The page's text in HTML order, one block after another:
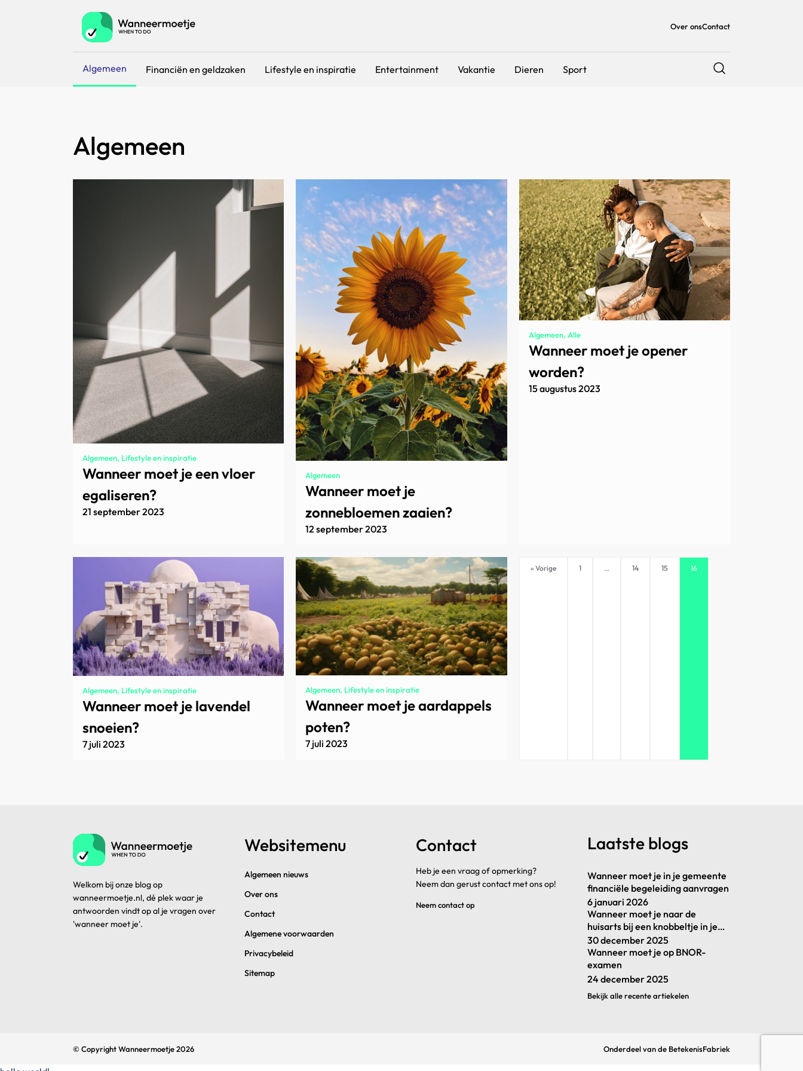
Over onsContact
Algemeen Financiën en geldzaken Lifestyle en inspiratie Entertainment Vakantie Dieren Sport
Algemeen
Algemeen, Lifestyle en inspiratie
Wanneer moet je een vloer
egaliseren?
21 september 2023
Algemeen
Wanneer moet je
zonnebloemen zaaien?
12 september 2023
Algemeen, Alle
Wanneer moet je opener
worden?
15 augustus 2023
Algemeen, Lifestyle en inspiratie
Wanneer moet je lavendel
snoeien?
7 juli 2023
Algemeen, Lifestyle en inspiratie
Wanneer moet je aardappels
poten?
7 juli 2023
« Vorige 1 … 14 15 16
Welkom bij onze blog op
wanneermoetje.nl, dé plek waar je
antwoorden vindt op al je vragen over
'wanneer moet je'.
Websitemenu
Algemeen nieuws
Over ons
Contact
Algemene voorwaarden
Privacybeleid
Sitemap
Contact
Heb je een vraag of opmerking?
Neem dan gerust contact met ons op!
Neem contact op
Laatste blogs
Wanneer moet je in je gemeente
financiële begeleiding aanvragen
6 januari 2026
Wanneer moet je naar de
huisarts bij een knobbeltje in je
borst
30 december 2025
Wanneer moet je op BNOR-
examen
24 december 2025
Bekijk alle recente artiekelen
© Copyright Wanneermoetje 2026 Onderdeel vande BetekenisFabriek